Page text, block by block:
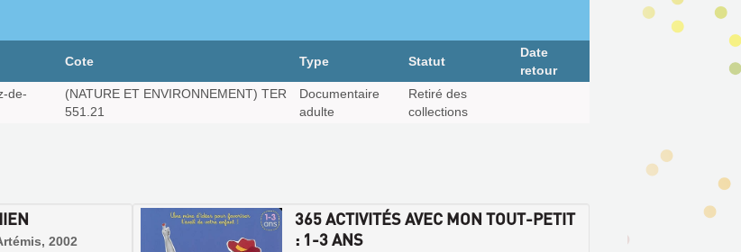
Cote Type Statut
Date
retour
de-
(NATURE ET ENVIRONNEMENT) TER
551.21
Documentaire
adulte
Retiré des
collections
2002
365 ACTIVITÉS AVEC MON TOUT-PETIT
: 1-3 ANS